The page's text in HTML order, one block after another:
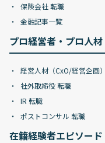
保険会社 転職
金融記事一覧
プロ経営者・プロ人材
経営人材（CxO/経営企画
社外取締役 転職
IR 転職
ポストコンサル 転職
在籍経験者エピソード